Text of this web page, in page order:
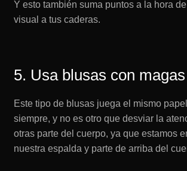
Y esto también suma puntos a la hora
visual a tus caderas.
5. Usa blusas con
Este tipo de blusas juega el mismo
siempre, y no es otro que desviar la
otras parte del cuerpo, ya que estamos
nuestra espalda y parte de arriba del